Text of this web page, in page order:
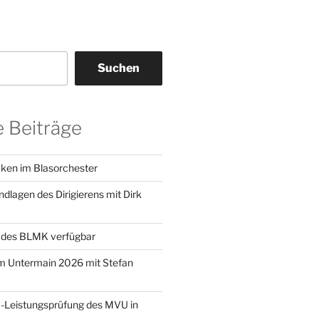
Suchen
Beiträge
im Blasorchester
des Dirigierens mit Dirk
BLMK verfügbar
Untermain 2026 mit Stefan
Leistungsprüfung des MVU in